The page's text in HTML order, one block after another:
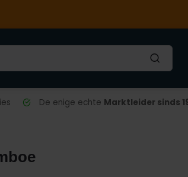
De enige echte Marktleider sinds